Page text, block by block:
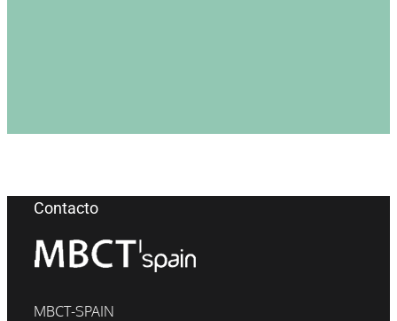
Contacto
MBCT-SPAIN